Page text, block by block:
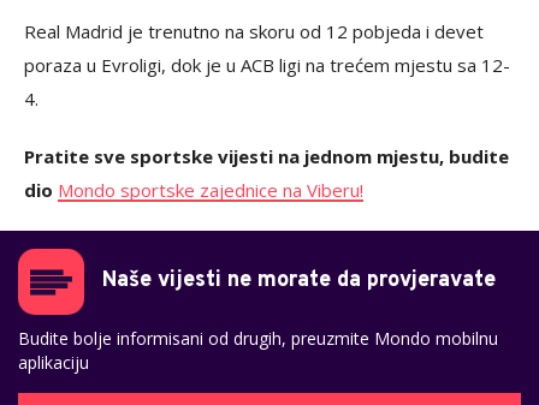
Real Madrid je trenutno na skoru od 12 pobjeda i devet
poraza u Evroligi, dok je u ACB ligi na trećem mjestu sa 12-
4.
Pratite sve sportske vijesti na jednom mjestu, budite
dio Mondo sportske zajednice na Viberu!
Naše vijesti ne morate da provjeravate
Budite bolje informisani od drugih, preuzmite Mondo mobilnu
aplikaciju